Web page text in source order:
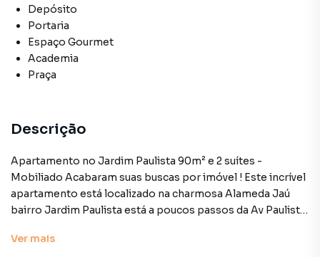
Depósito
Portaria
Espaço Gourmet
Academia
Praça
Descrição
Apartamento no Jardim Paulista 90m² e 2 suítes -
Mobiliado Acabaram suas buscas por imóvel ! Este incrível
apartamento está localizado na charmosa Alameda Jaú
bairro Jardim Paulista está a poucos passos da Av Paulista
Mobiliado e equipado pronto pra você morar. Rodeado de
Ver mais